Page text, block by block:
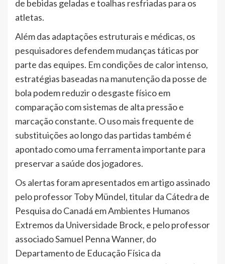
de bebidas geladas e toalhas resfriadas para os
atletas.
Além das adaptações estruturais e médicas, os
pesquisadores defendem mudanças táticas por
parte das equipes. Em condições de calor intenso,
estratégias baseadas na manutenção da posse de
bola podem reduzir o desgaste físico em
comparação com sistemas de alta pressão e
marcação constante. O uso mais frequente de
substituições ao longo das partidas também é
apontado como uma ferramenta importante para
preservar a saúde dos jogadores.
Os alertas foram apresentados em artigo assinado
pelo professor Toby Mündel, titular da Cátedra de
Pesquisa do Canadá em Ambientes Humanos
Extremos da Universidade Brock, e pelo professor
associado Samuel Penna Wanner, do
Departamento de Educação Física da